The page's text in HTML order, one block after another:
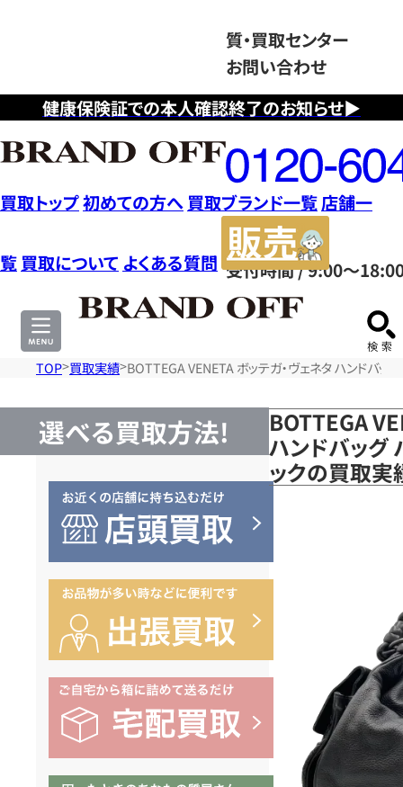
健康保険証での本人確認終了のお知らせ▶
質・買取センター
お問い合わせ
フ
リ
ー
ダ
イ
ヤ
ル
0120604117
受付時間 / 9:00～
買取トップ初めての方へ 買取ブランド一覧店舗一
覧 買取について よくある質問
サ
TOP 買取実績 BOTTEGA VENETA ボッテガ・ヴェネタ ハンドバ
選べる買取方法!
BOTTEGA
ハンドバッグ
ックの買取実